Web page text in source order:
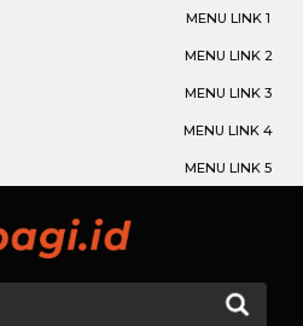
MENU LINK 1
MENU LINK 2
MENU LINK 3
MENU LINK 4
MENU LINK 5